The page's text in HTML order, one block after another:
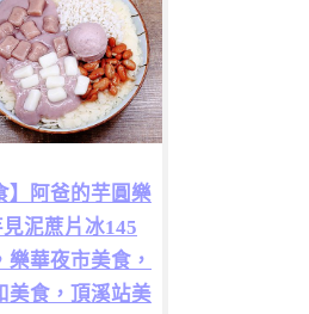
】阿爸的芋圓樂
泥蔗片冰145
華夜市美食，
美食，頂溪站美